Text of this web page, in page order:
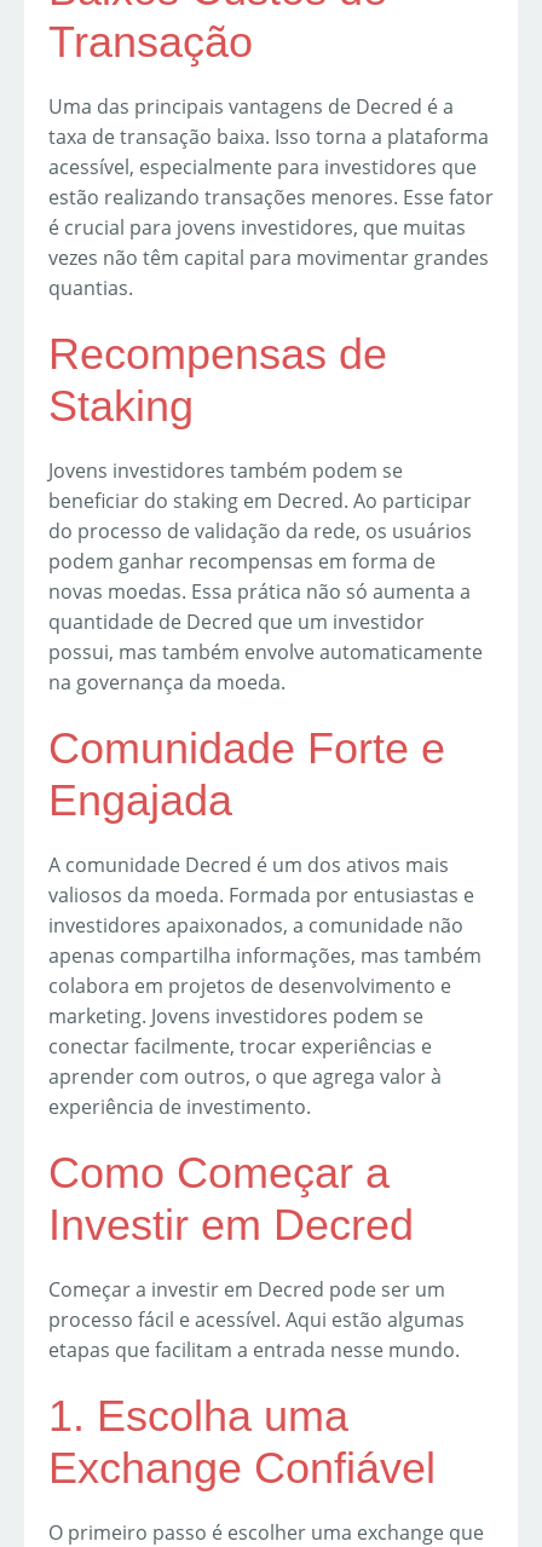
Transação
Uma das principais vantagens de Decred é a
taxa de transação baixa. Isso torna a plataforma
acessível, especialmente para investidores que
estão realizando transações menores. Esse fator
é crucial para jovens investidores, que muitas
vezes não têm capital para movimentar grandes
quantias.
Recompensas de
Staking
Jovens investidores também podem se
beneficiar do staking em Decred. Ao participar
do processo de validação da rede, os usuários
podem ganhar recompensas em forma de
novas moedas. Essa prática não só aumenta a
quantidade de Decred que um investidor
possui, mas também envolve automaticamente
na governança da moeda.
Comunidade Forte e
Engajada
A comunidade Decred é um dos ativos mais
valiosos da moeda. Formada por entusiastas e
investidores apaixonados, a comunidade não
apenas compartilha informações, mas também
colabora em projetos de desenvolvimento e
marketing. Jovens investidores podem se
conectar facilmente, trocar experiências e
aprender com outros, o que agrega valor à
experiência de investimento.
Como Começar a
Investir em Decred
Começar a investir em Decred pode ser um
processo fácil e acessível. Aqui estão algumas
etapas que facilitam a entrada nesse mundo.
1. Escolha uma
Exchange Confiável
O primeiro passo é escolher uma exchange que